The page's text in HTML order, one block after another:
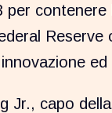
per contenere
Reserve
ed
Jr., capo